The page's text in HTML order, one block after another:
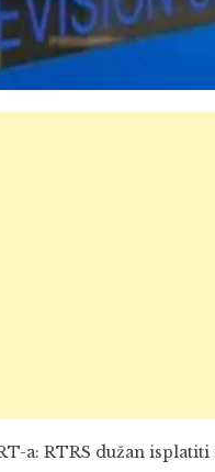
a: RTRS dužan